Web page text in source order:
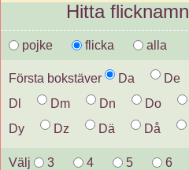
Hitta
pojke flicka alla
Första bokstäver Da De
Dl
Dm Dn Do
Dy
Dz Dä Då
Välj 3 4 5 6